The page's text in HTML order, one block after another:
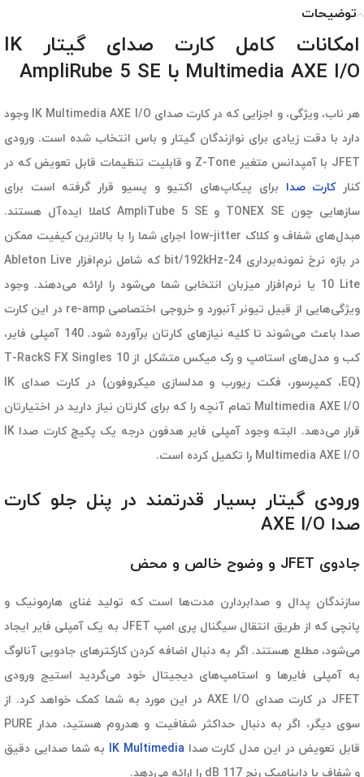
توضیحات
امکانات کامل کارت صدای گیتار IK
Multimedia AXE I/O با AmpliRube 5 SE
هر ناب، ویژگی، و اجزایی که در کارت صدای IK Multimedia AXE I/O وجود
دارد با دقت زیادی برای نوازندگان گیتار و باس انتخاب شده است. ورودی
JFET با آمپدانس متغیر Z-Tone و قابلیت تنظیمات قابل تعویض که در
کنارکارت صدا برای پیکاپ‌های اکتیو و پسیو قرار گرفته است برای
سازهایی چون TONEX SE و AmpliTube 5 SE کاملا ایده‌آل هستند.
مبدل‌های شفاف و کلاک low-jitter اجرای شما را با بالاترین کیفیت ممکن
در بازه نرخ نمونه‌برداری 24-bit/192kHz که شامل نرم‌افزار Ableton Live
10 Lite یا نرم‌افزار میزبان انتخابی شما می‌شود را ارائه می‌دهند. وجود
ویژگی‌هایی از قبیل تیونر آنبورد و خروجی اختصاصی re-amp در این کارت
صدا باعث می‌شوند تا کلیه نیازهای کارتان برآورده شود. 140 آمپلی فایر،
کب و مدل‌های استامپ و رک میکس متشکل از 10 T-RackS FX Singles
(EQ، کمپرسور، فکت ریورب و مدلسازی میکروفون) در کارت صدای IK
Multimedia AXE I/O تمام آنچه را که برای کارتان نیاز دارید در اختیارتان
قرار می‌دهد. البته وجود آمپلی فایر هدفون درجه یک پکیچ کارت صدا IK
Multimedia AXE I/O را تکمیل کرده است.
ورودی گیتار بسیار قدرتمند در پنل جلو کارت
صدا AXE I/O
جادوی JFET و وضوح خالص و محض
سازندگان پدال و صدابردارن مدت‌ها است که تولید غنای هارمونیک و
پانچی که از طریق انتقال سیگنال پری امپ JFET به یک آمپلی فایر ایجاد
می‌شود، مطلع هستند. اگر به دنبال اضافه کردن کارکترهای جادویی آنالوگ
به آمپلی فایرها و استامپ‌های دیجیتال خود می‌گردید استیج ورودی
JFET در کارت صدای AXE I/O در این مورد به شما کمک خواهد کرد. از
سوی دیگر، اگر به دنبال حداکثر شفافیت و هدروم هستید، مدار PURE
قابل تعویض در این مدل کارت صداIK Multimedia به شما صدایی دقیق
و شفاف با داینامیک رنج 117 dB را ارائه می‌دهد.